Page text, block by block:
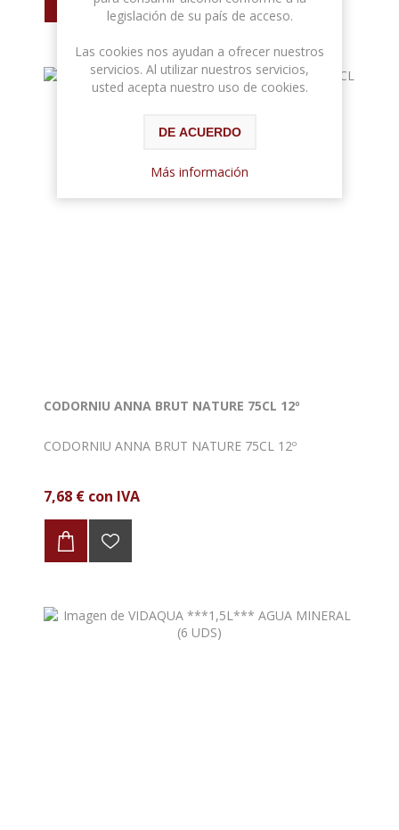
CODORNIU ANNA BRUT NATURE 75CL 12º
CODORNIU ANNA BRUT NATURE 75CL 12º
7,68 € con IVA
legislación de su país de acceso.
Las cookies nos ayudan a ofrecer nuestros
servicios. Al utilizar nuestros servicios,
usted acepta nuestro uso de cookies.
DE ACUERDO
Más información